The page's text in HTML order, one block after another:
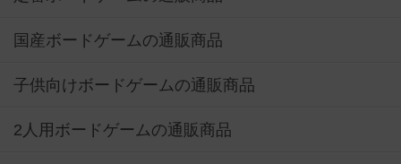
国産ボードゲームの通販商品
子供向けボードゲームの通販商品
2人用ボードゲームの通販商品